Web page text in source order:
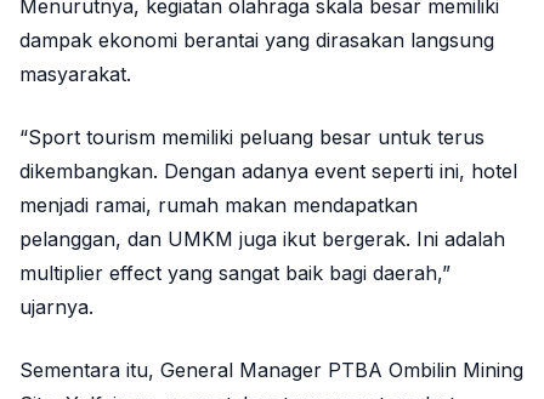
Menurutnya, kegiatan olahraga skala besar memiliki
dampak ekonomi berantai yang dirasakan langsung
masyarakat.
“Sport tourism memiliki peluang besar untuk terus
dikembangkan. Dengan adanya event seperti ini, hotel
menjadi ramai, rumah makan mendapatkan
pelanggan, dan UMKM juga ikut bergerak. Ini adalah
multiplier effect yang sangat baik bagi daerah,”
ujarnya.
Sementara itu, General Manager PTBA Ombilin Mining